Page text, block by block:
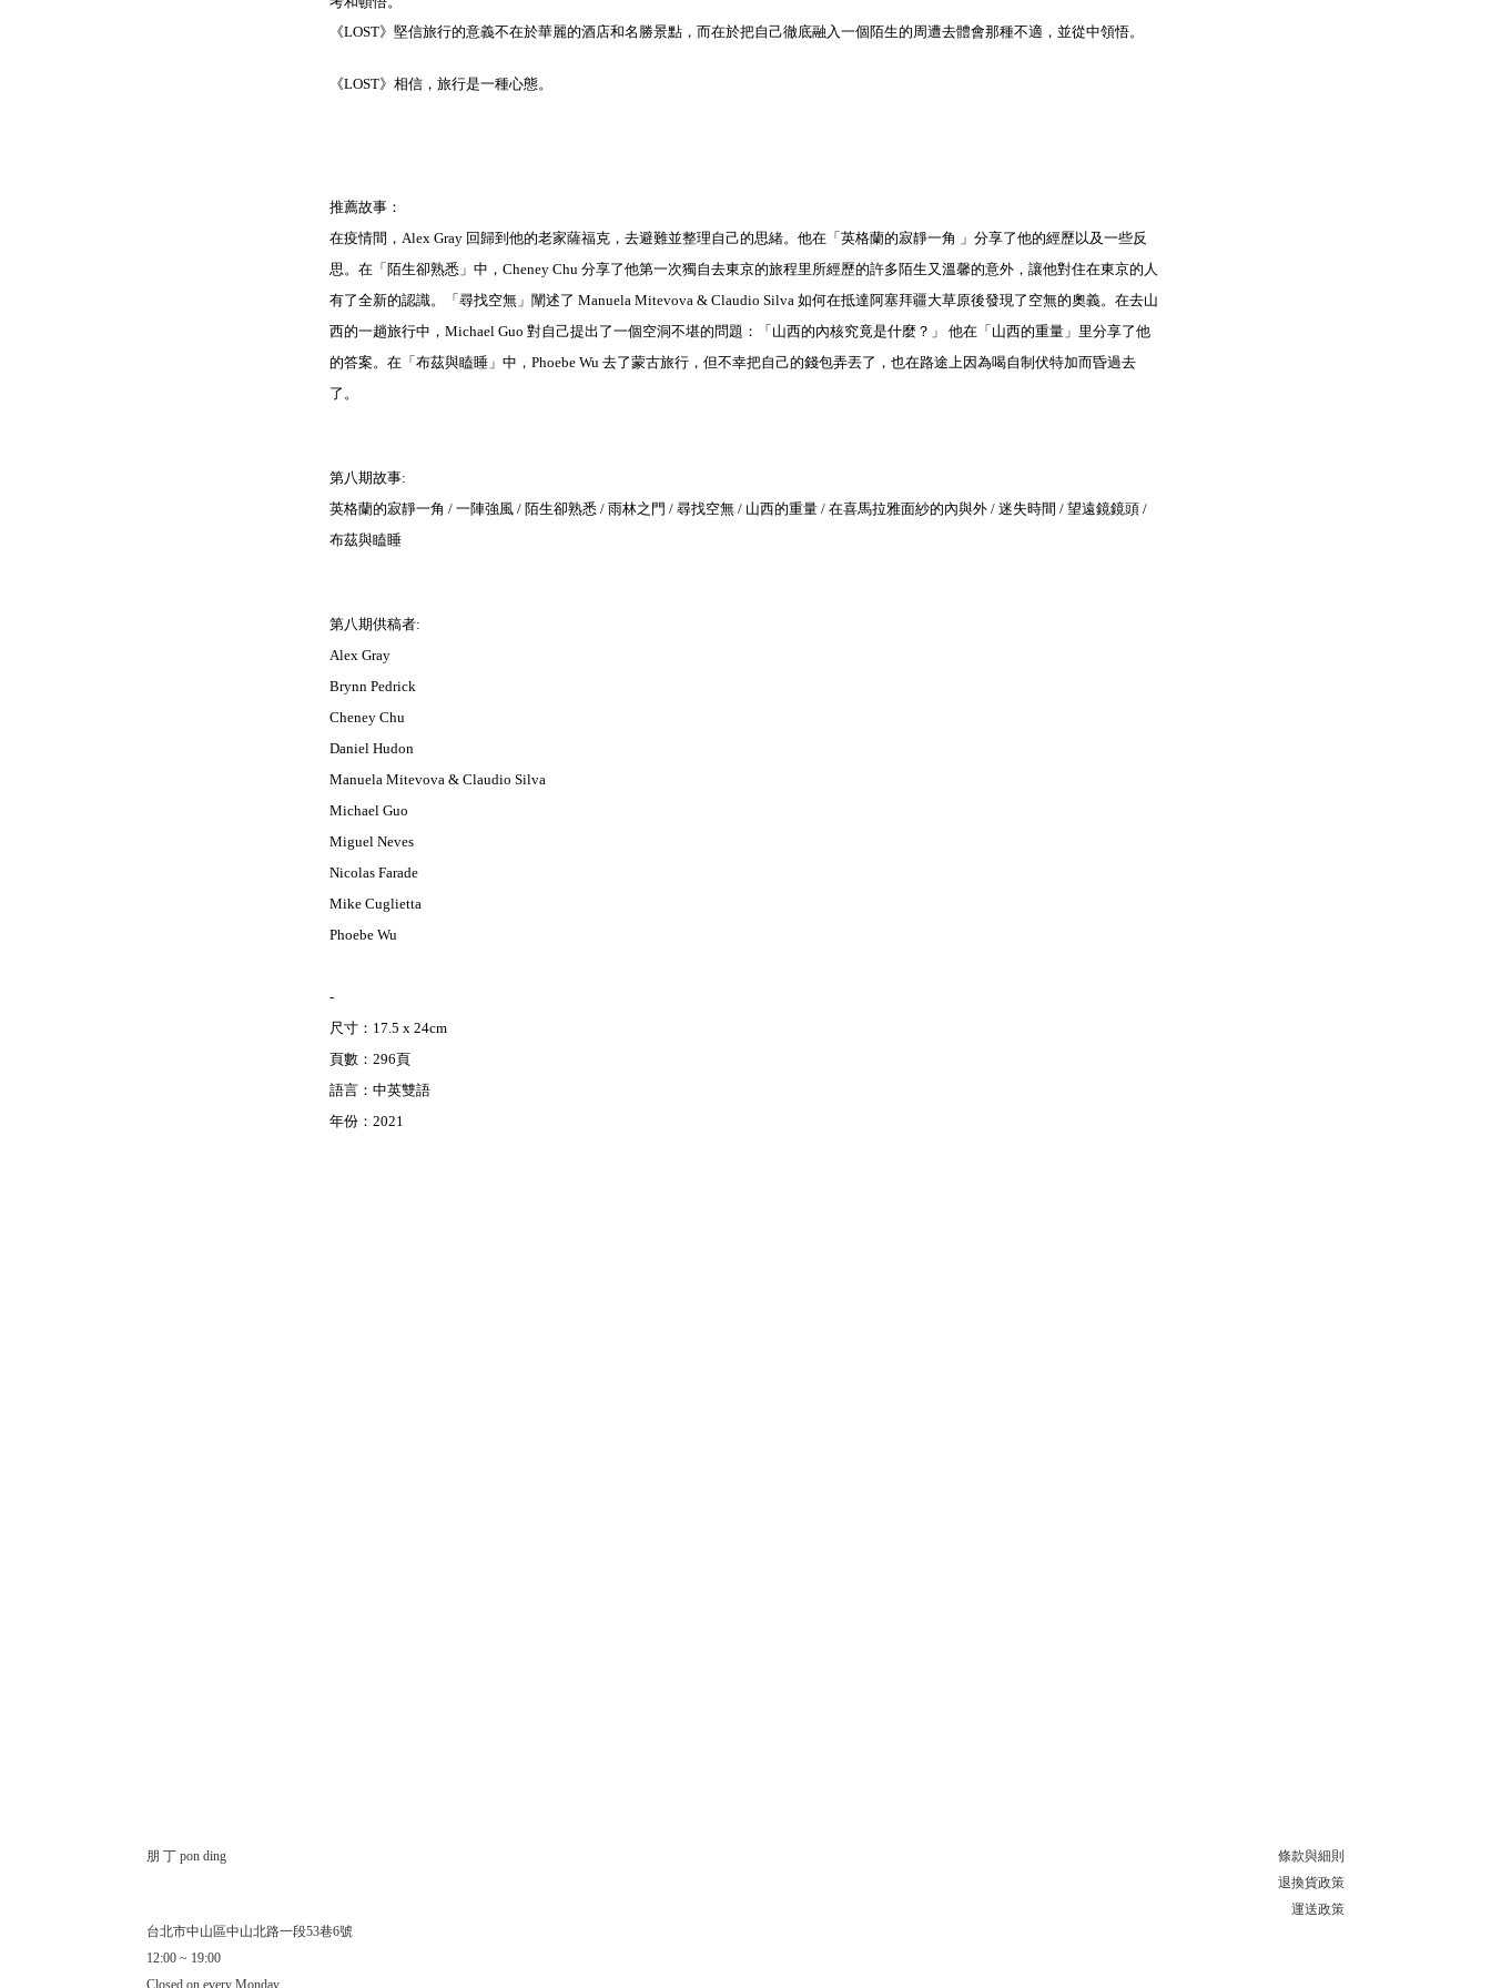
《LOST》堅信旅行的意義不在於華麗的酒店和名勝景點，而在於把自己徹底融入一個陌生的周遭去體會那種不適，並從中領悟。
《LOST》相信，旅行是一種心態。
推薦故事：
在疫情間，Alex Gray 回歸到他的老家薩福克，去避難並整理自己的思緒。他在「英格蘭的寂靜一角 」分享了他的經歷以及一些反
思。 在「陌生卻熟悉」中，Cheney Chu 分享了他第一次獨自去東京的旅程里所經歷的許多陌生又溫馨的意外，讓他對住在東京的人
有了全新的認識。
「尋找空無」闡述了 Manuela Mitevova & Claudio Silva 如何在抵達阿塞拜疆大草原後發現了空無的奧義。 在去山
西的一趟旅行中，Michael Guo 對自己提出了一個空洞不堪的問題：「山西的內核究竟是什麼？」 他在「山西的重量」里分享了他
的答案。 在「布茲與瞌睡」中，Phoebe Wu 去了蒙古旅行，但不幸把自己的錢包弄丟了，也在路途上因為喝自制伏特加而昏過去
了。
第八期故事:
英格蘭的寂靜一角 / 一陣強風 / 陌生卻熟悉 / 雨林之門 / 尋找空無 / 山西的重量 / 在喜馬拉雅面紗的內與外 / 迷失時間 / 望遠鏡鏡頭 /
布茲與瞌睡
第八期供稿者:
Alex Gray
Brynn Pedrick
Cheney Chu
Daniel Hudon
Manuela Mitevova & Claudio Silva
Michael Guo
Miguel Neves
Nicolas Farade
Mike Cuglietta
Phoebe Wu
-
尺寸：17.5 x 24cm
頁數：296頁
語言：中英雙語
年份：2021
朋 丁 pon ding
台北市中山區中山北路一段53巷6號
12:00 ~ 19:00
Closed on every Monday
條款與細則
退換貨政策
運送政策